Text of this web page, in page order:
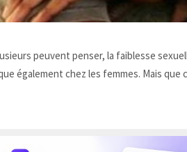
peuvent penser, la faiblesse
également chez les femmes. Mais que